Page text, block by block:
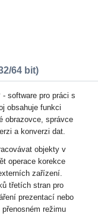
64 bit)
- software pro práci s
obsahuje funkci
obrazovce, správce
a konverzi dat.
objekty v
operace korekce
zařízení.
třetích stran pro
prezentací nebo
režimu